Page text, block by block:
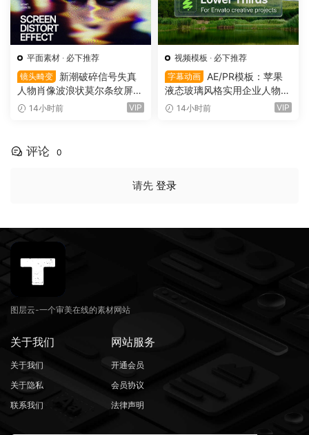
平面素材 · 必下推荐
镜头畸变
新潮破碎信号失真
人物肖像波浪状莫尔条纹屏幕
畸变专辑封面音乐海报传单P
14小时前 VIP
视频模板 · 必下推荐
字幕动画
AE/PR模板：苹果
液态玻璃风格实用企业人物宣
传下横栏字幕条文字标题动画
14小时前 VIP
评论 0
请先 登录
图层云-一个审美在线的素材网站
关于我们
关于我们
关于隐私
联系我们
网站服务
开通会员
会员协议
法律声明